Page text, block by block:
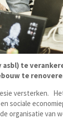
te
te
versterken.
sociale
organisatie van